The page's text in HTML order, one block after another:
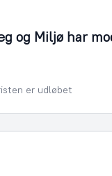
og Miljø har
er udløbet